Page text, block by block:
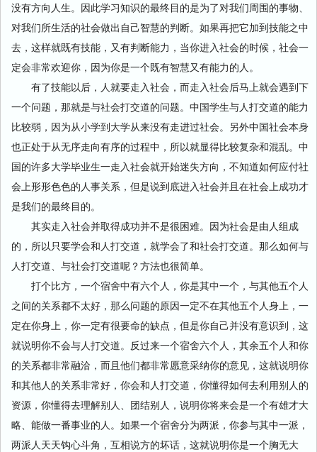
没有方向人生。因此学习知识的最终目的是为了对我们周围的事物、
对我们所生活的社会做出自己智慧的判断。如果再把它加到技能之中
去，这样就既有技能，又有判断能力，当你进入社会的时候，社会一
定会非常欢迎你，因为你是一个既有智慧又有能力的人。
有了技能以后，人就要走入社会，而走入社会后马上就会遇到下
一个问题，那就是与社会打交道的问题。中国学生与人打交道的能力
比较弱，因为从小学到大学从来没有走进过社会。另外中国社会本身
也正处于从无序走向有序的过程中，所以就显得比较复杂和混乱。中
国的许多大学毕业生一走入社会就开始迷失方向，不知道如何应付社
会上形形色色的人事关系，但是说到底进入社会并且在社会上成功才
是我们的最终目的。
其实走入社会并取得成功并不是很困难。因为社会是由人组成
的，所以只要学会和人打交道，就学会了和社会打交道。那么如何与
人打交道、与社会打交道呢？方法也很简单。
打个比方，一个宿舍中有六个人，你是其中一个，与其他五个人
之间的关系都不太好，那么问题的原因一定不在其他五个人身上，一
定在你身上，你一定有很要命的缺点，但是你自己并没有意识到，这
就说明你不会与人打交道。反过来一个宿舍六个人，其余五个人和你
的关系都非常融洽，而且他们都非常愿意采纳你的意见，这就说明你
和其他人的关系非常好，你会和人打交道，你懂得如何去利用别人的
资源，你懂得去理解别人、团结别人，说明你将来会是一个有雄才大
略、能做一番事业的人。如果一个宿舍分为两派，你参与其中一派，
两派人天天钩心斗角，互相说方的坏话，这就说明你是一个胸无大